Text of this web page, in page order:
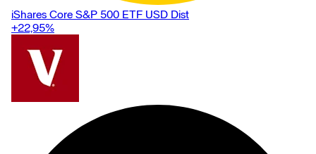
iShares Core S&P 500 ETF USD Dist
+22,95%